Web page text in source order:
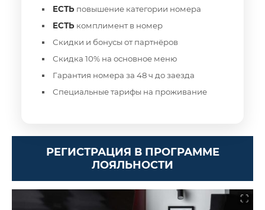
ЕСТЬ повышение категории номера
ЕСТЬ комплимент в номер
Скидки и бонусы от партнёров
Скидка 10% на основное меню
Гарантия номера за 48 ч до заезда
Специальные тарифы на проживание
РЕГИСТРАЦИЯ В ПРОГРАММЕ
ЛОЯЛЬНОСТИ